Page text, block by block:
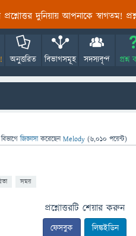
প্রশ্নোত্তর দুনিয়ায় আপনাকে স্বাগতম!
অনুত্তরিত বিভাগসমূহ সদস্যবৃন্দ
জিজ্ঞাসাকরেছেনMelody (6,010 পয়েন্ট)
সময়
প্রশ্নোত্তরটি শেয়ার করুন
ফেসবুক লিঙ্কইডিন